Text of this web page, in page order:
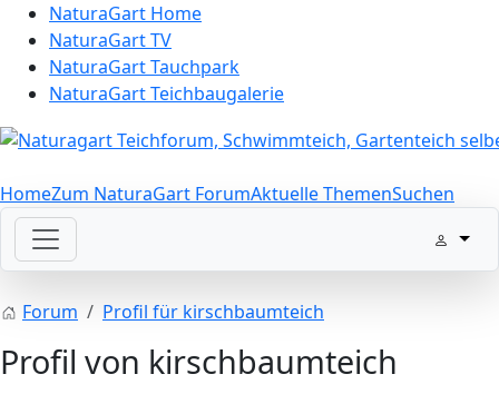
NaturaGart Home
NaturaGart TV
NaturaGart Tauchpark
NaturaGart Teichbaugalerie
HomeZum NaturaGart ForumAktuelle ThemenSuchen
Forum Profil für kirschbaumteich
Profil von kirschbaumteich